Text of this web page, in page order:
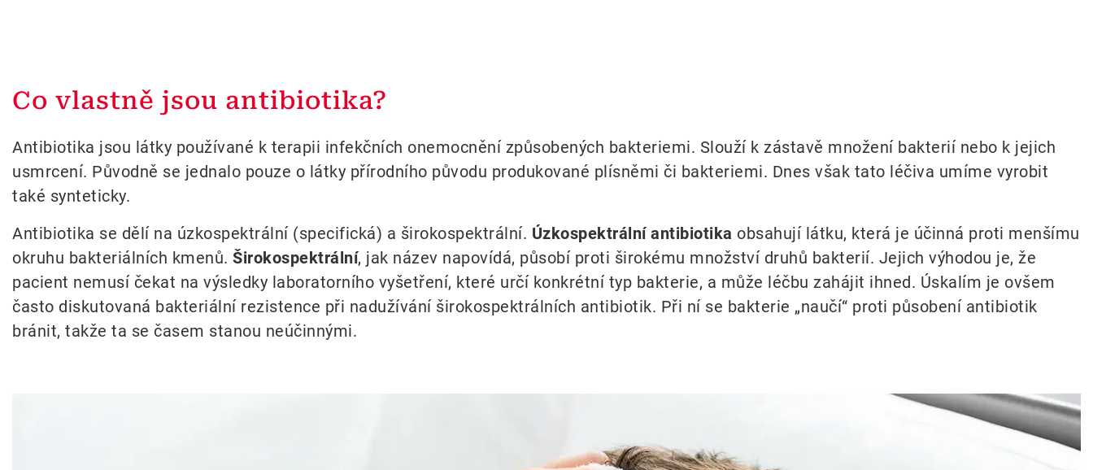
Co vlastně jsou antibiotika?
Antibiotika jsou látky používané k terapii infekčních onemocnění způsobených bakteriemi. Slouží k zástavě množení bakterií nebo k jejich
usmrcení. Původně se jednalo pouze o látky přírodního původu produkované plísněmi či bakteriemi. Dnes však tato léčiva umíme vyrobit
také synteticky.
Antibiotika se dělí na úzkospektrální (specifická) a širokospektrální. Úzkospektrální antibiotika obsahují látku, která je účinná proti menšímu
okruhu bakteriálních kmenů. Širokospektrální, jak název napovídá, působí proti širokému množství druhů bakterií. Jejich výhodou je, že
pacient nemusí čekat na výsledky laboratorního vyšetření, které určí konkrétní typ bakterie, a může léčbu zahájit ihned. Úskalím je ovšem
často diskutovaná bakteriální rezistence při nadužívání širokospektrálních antibiotik. Při ní se bakterie „naučí“ proti působení antibiotik
bránit, takže ta se časem stanou neúčinnými.